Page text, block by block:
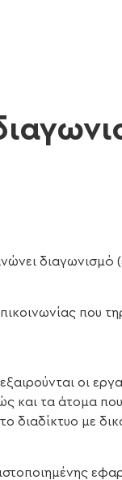
διαγωνισμό
που
οι
και τα άτομα
με